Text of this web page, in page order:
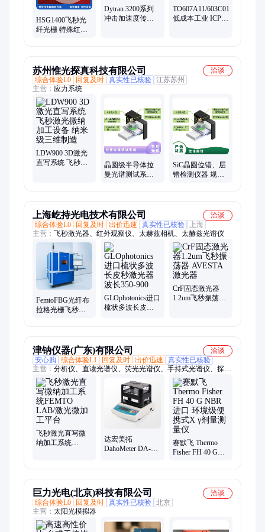
HSG1400飞秒光
纤光栅 特殊红外
Dytran 3200系列
冲击加速度传感
TO607A11/603C01
低成本工业 ICP®
苏州惟光探真科技有限公司
洽谈
综合体验L0
回复及时 真实性已核验 江苏苏州
主营： 应力系统
LDW900 3D激光
直写系统 飞秒激
晶圆级半导体拉
曼光谱测试系统
SiC晶圆位错、层
错检测仪器 规格
上海屹持光电技术有限公司
洽谈
综合体验L0
回复及时 出价迅速 真实性已核验
上海
主营： 飞秒激光器、红外观察仪、太赫兹相机、太赫兹光谱仪
FemtoFBG光纤布
拉格光栅飞秒激
GLOphotonics进口
梳状多波长皮秒
CrF固态激光器
1.2um飞秒振荡器
津钠仪器(广东)有限公司
洽谈
安心购
综合体验L1 回复及时 出价迅速
真实性已核验
主营： 分析仪、直读光谱仪、荧光光谱仪、手持式光谱仪、探伤
仪、全元素分析仪、便携式光谱仪、合金分析仪、光谱仪耗材、
光纤光谱仪、光电直读光谱仪、手持金属光谱仪、合金成分分析
仪、手持合金分析仪、铝合金分析仪、合金元素分析仪、铜合金
分析仪、合金光谱分析仪
飞秒激光直写微
纳加工系统
达宏美拓
DahoMeter DA-
赛默飞 Thermo
Fisher FH 40 G
巨力光电(北京)科技有限公司
洽谈
综合体验L0
回复及时 真实性已核验 北京
主营： 太阳光模拟器